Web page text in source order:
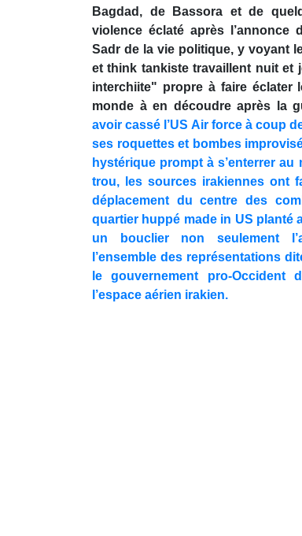
Bagdad, de Bassora et de
violence éclaté après
Sadr de la vie politique, y voyant
et think tankiste travaillent nuit et
interchiite" propre à faire éclater
monde à en découdre après la
avoir cassé l’US Air force à coup
ses roquettes et bombes
hystérique prompt à s’enterrer
trou, les sources irakiennes ont
déplacement du centre des
quartier huppé made in US planté
un bouclier non seulement
l’ensemble des représentations
le gouvernement pro-Occident
l’espace aérien irakien.